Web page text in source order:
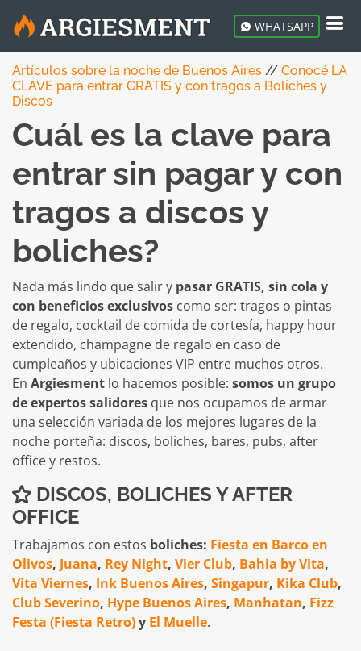
WHATSAPP
Artículos sobre la noche de Buenos Aires // Conocé LA
CLAVE para entrar GRATIS y con tragos a Boliches y
Discos
Cuál es la clave para
entrar sin pagar y con
tragos a discos y
boliches?
Nada más lindo que salir y pasar GRATIS, sin cola y
con beneficios exclusivos como ser: tragos o pintas
de regalo, cocktail de comida de cortesía, happy hour
extendido, champagne de regalo en caso de
cumpleaños y ubicaciones VIP entre muchos otros.
En Argiesment lo hacemos posible: somos un grupo
de expertos salidores que nos ocupamos de armar
una selección variada de los mejores lugares de la
noche porteña: discos, boliches, bares, pubs, after
office y restos.
DISCOS, BOLICHES Y AFTER
OFFICE
Trabajamos con estos boliches: Fiesta en Barco en
Olivos, Juana, Rey Night, Vier Club, Bahia by Vita,
Vita Viernes, Ink Buenos Aires, Singapur, Kika Club,
Club Severino, Hype Buenos Aires, Manhatan, Fizz
Festa (Fiesta Retro)y El Muelle.